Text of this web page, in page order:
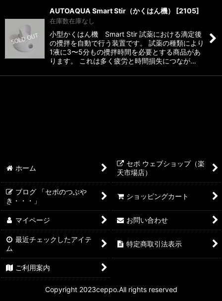
並び順
絞り込む
AUTOAQUA Smart Stir（かくはん機） [2105]
在庫数在庫なし
小型かくはん機 Smart Stir 試薬における滴定後
の攪拌を自動で行う装置です。 試薬の種類により
1液に3〜5分もの攪拌時間を必要とする商品があ
ります。 これは多く疲労と時間損失につなが…
ホーム
セポ ウェブショップ（楽
天市場店）
ブログ 「セポのつぶや
き・・・」
ショッピングカート
マイページ お問い合わせ
最近チェックしたアイテ
ム
特定商取引法表示
ご利用案内
Copyright 2023ceppo.All rights reserved